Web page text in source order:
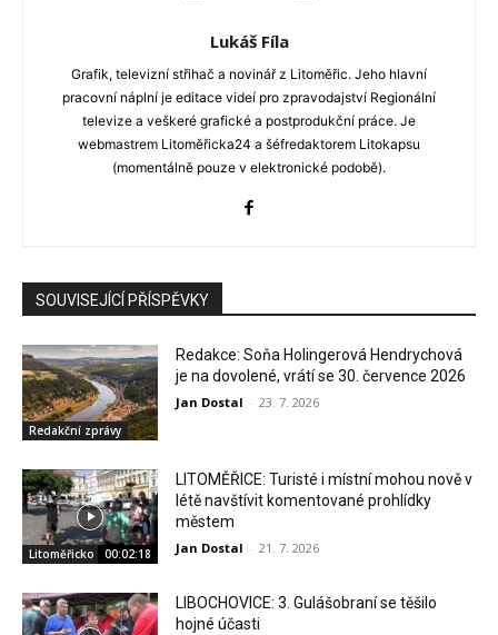
Lukáš Fíla
Grafik, televizní střihač a novinář z Litoměřic. Jeho hlavní
pracovní náplní je editace videí pro zpravodajství Regionální
televize a veškeré grafické a postprodukční práce. Je
webmastrem Litoměřicka24 a šéfredaktorem Litokapsu
(momentálně pouze v elektronické podobě).
SOUVISEJÍCÍ PŘÍSPĚVKY
Redakční zprávy
Redakce: Soňa Holingerová Hendrychová
je na dovolené, vrátí se 30. července 2026
Jan Dostal - 23. 7. 2026
Litoměřicko 00:02:18
LITOMĚŘICE: Turisté i místní mohou nově v
létě navštívit komentované prohlídky
městem
Jan Dostal - 21. 7. 2026
LIBOCHOVICE: 3. Gulášobraní se těšilo
hojné účasti